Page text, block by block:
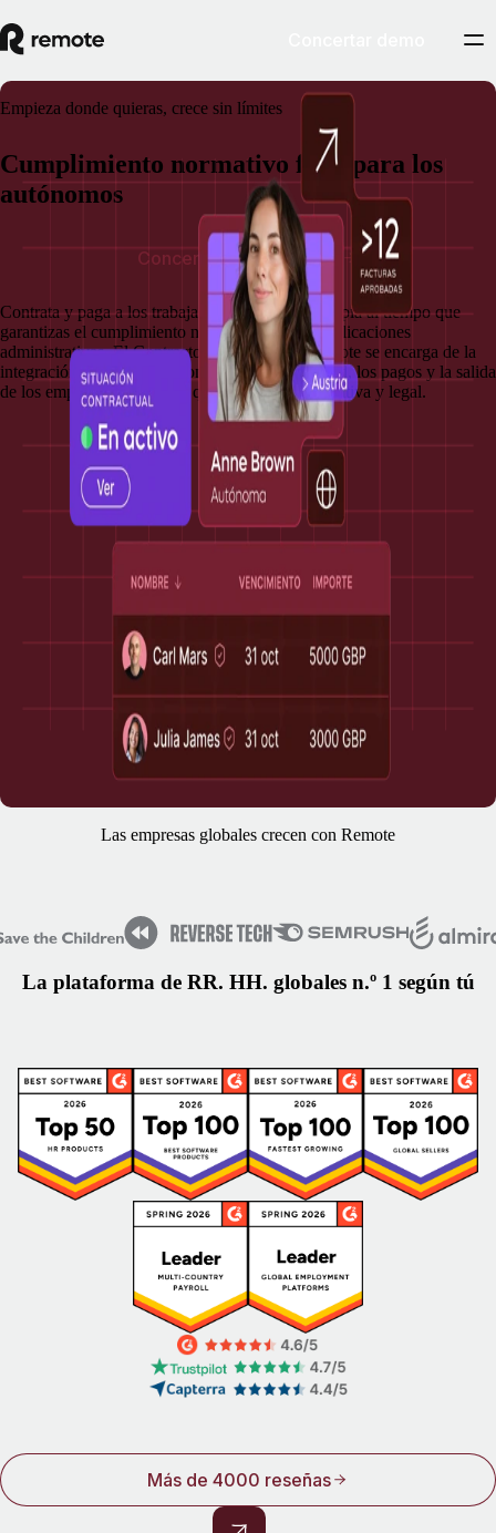
Empieza donde quieras, crece sin límites
Cumplimiento normativo fácil para los
autónomos
Contrata y paga a los trabajadores por cuenta propia al tiempo que
garantizas el cumplimiento normativo y sin complicaciones
administrativas. El Contractor of Record de Remote se encarga de la
integración, los contratos conformes a la legalidad, los pagos y la salida
de los empleados, lo que te quita carga administrativa y legal.
Concertar demostración
Las empresas globales crecen con Remote
La plataforma de RR. HH. globales n.º 1 según tú
Más de 4000 reseñas